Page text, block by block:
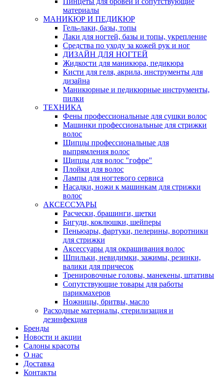
материалы
МАНИКЮР И ПЕДИКЮР
Гель-лаки, базы, топы
Лаки для ногтей, базы и топы, укрепление
Средства по уходу за кожей рук и ног
ДИЗАЙН ДЛЯ НОГТЕЙ
Жидкости для маникюра, педикюра
Кисти для геля, акрила, инструменты для
дизайна
Маникюрные и педикюрные инструменты,
пилки
ТЕХНИКА
Фены профессиональные для сушки волос
Машинки профессиональные для стрижки
волос
Щипцы профессиональные для
выпрямления волос
Щипцы для волос "гофре"
Плойки для волос
Лампы для ногтевого сервиса
Насадки, ножи к машинкам для стрижки
волос
АКСЕССУАРЫ
Расчески, брашинги, щетки
Бигуди, коклюшки, шейперы
Пеньюары, фартуки, пелерины, воротники
для стрижки
Аксессуары для окрашивания волос
Шпильки, невидимки, зажимы, резинки,
валики для причесок
Тренировочные головы, манекены, штативы
Сопутствующие товары для работы
парикмахеров
Ножницы, бритвы, масло
Расходные материалы, стерилизация и
дезинфекция
Бренды
Новости и акции
Салоны красоты
О нас
Доставка
Контакты